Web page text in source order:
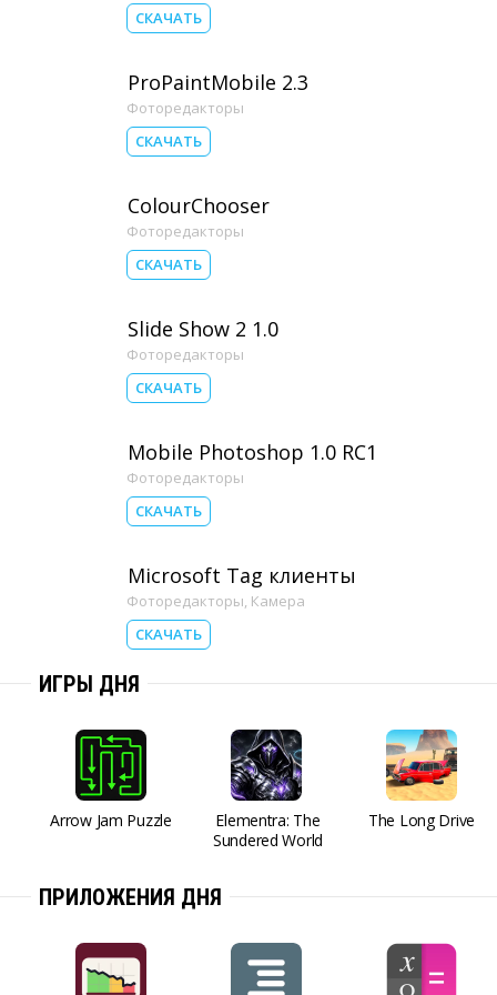
СКАЧАТЬ
ProPaintMobile 2.3
Фоторедакторы
СКАЧАТЬ
ColourChooser
Фоторедакторы
СКАЧАТЬ
Slide Show 2 1.0
Фоторедакторы
СКАЧАТЬ
Mobile Photoshop 1.0 RC1
Фоторедакторы
СКАЧАТЬ
Microsoft Tag клиенты
Фоторедакторы, Камера
СКАЧАТЬ
ИГРЫ ДНЯ
Arrow Jam Puzzle
Elementra: The
Sundered World
The Long Drive
ПРИЛОЖЕНИЯ ДНЯ